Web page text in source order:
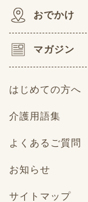
おでかけ
マガジン
はじめての方へ
介護用語集
よくあるご質問
お知らせ
サイトマップ